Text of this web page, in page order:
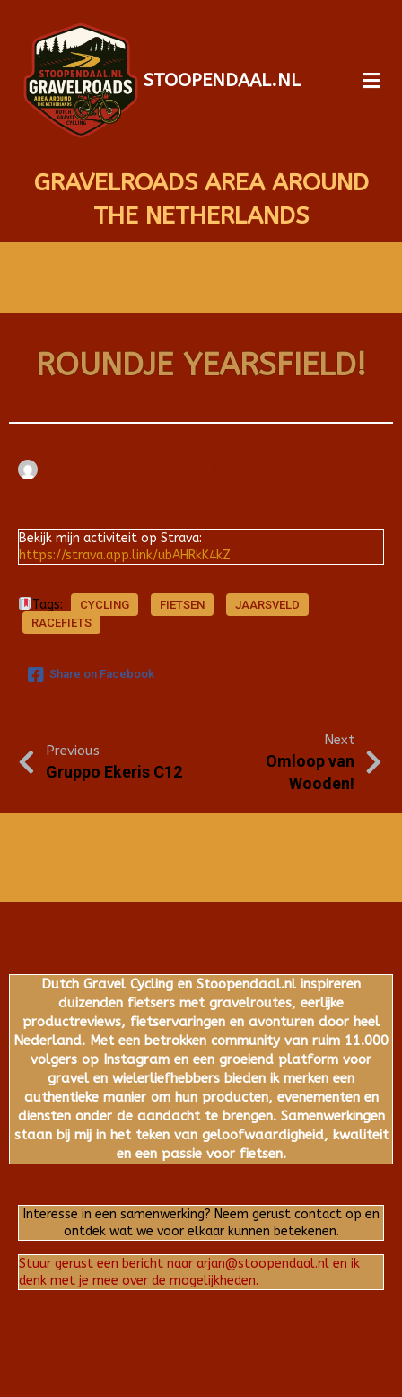
STOOPENDAAL.NL
GRAVELROADS AREA AROUND
THE NETHERLANDS
ROUNDJE YEARSFIELD!
Bekijk mijn activiteit op Strava:
https://strava.app.link/ubAHRkK4kZ
Tags: CYCLING FIETSEN
JAARSVELD
RACEFIETS
Share on Facebook
Previous
Gruppo Ekeris C12
Next
Omloop van
Wooden!
Dutch Gravel Cycling en Stoopendaal.nl inspireren
duizenden fietsers met gravelroutes, eerlijke
productreviews, fietservaringen en avonturen door heel
Nederland. Met een betrokken community van ruim 11.000
volgers op Instagram en een groeiend platform voor
gravel en wielerliefhebbers bieden ik merken een
authentieke manier om hun producten, evenementen en
diensten onder de aandacht te brengen. Samenwerkingen
staan bij mij in het teken van geloofwaardigheid, kwaliteit
en een passie voor fietsen.
Interesse in een samenwerking? Neem gerust contact op en
ontdek wat we voor elkaar kunnen betekenen.
Stuur gerust een bericht naar arjan@stoopendaal.nl en ik
denk met je mee over de mogelijkheden.